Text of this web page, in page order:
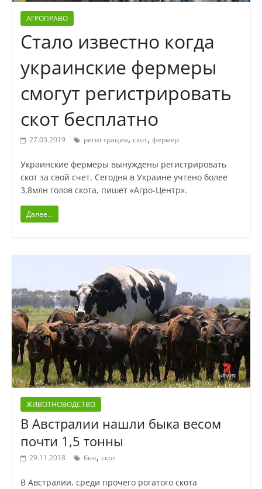
АГРОПРАВО
Стало известно когда
украинские фермеры
смогут регистрировать
скот бесплатно
27.03.2019 регистрация, скот, фермер
Украинские фермеры вынуждены регистрировать
скот за свой счет. Сегодня в Украине учтено более
3,8млн голов скота, пишет «Агро-Центр».
Далее...
ЖИВОТНОВОДСТВО
В Австралии нашли быка весом
почти 1,5 тонны
29.11.2018 бык, скот
В Австралии, среди прочего рогатого скота